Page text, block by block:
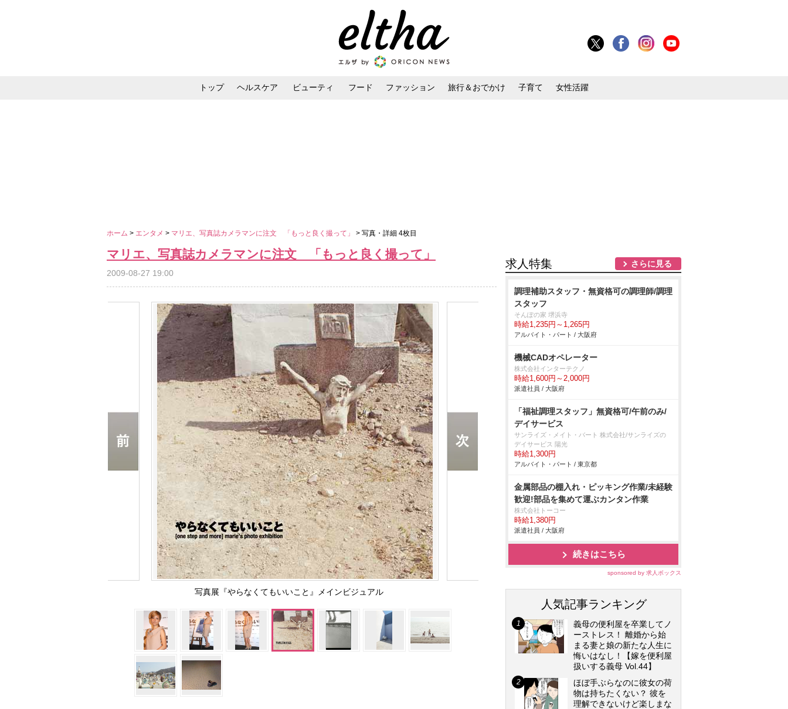
トップ ヘルスケア ビューティ フード ファッション 旅行＆おでかけ 子育て 女性活躍
ホーム > エンタメ > マリエ、写真誌カメラマンに注文 「もっと良く撮って」 > 写真・詳細 4枚目
マリエ、写真誌カメラマンに注文 「もっと良く撮って」
2009-08-27 19:00
写真展『やらなくてもいいこと』メインビジュアル
求人特集 さらに見る
調理補助スタッフ・無資格可の調理師/調理
スタッフ
そんぽの家 堺浜寺
時給1,235円～1,265円
アルバイト・パート / 大阪府
機械CADオペレーター
株式会社インターテクノ
時給1,600円～2,000円
派遣社員 / 大阪府
「福祉調理スタッフ」無資格可/午前のみ/
デイサービス
サンライズ・メイト・バート 株式会社/サンライズの
デイサービス 陽光
時給1,300円
アルバイト・パート / 東京都
金属部品の棚入れ・ピッキング作業/未経験
歓迎!部品を集めて運ぶカンタン作業
株式会社トーコー
時給1,380円
派遣社員 / 大阪府
続きはこちら
sponsored by 求人ボックス
人気記事ランキング
義母の便利屋を卒業してノ
ーストレス！ 離婚から始
まる妻と娘の新たな人生に
悔いはなし！【嫁を便利屋
扱いする義母 Vol.44】
ほぼ手ぶらなのに彼女の荷
物は持ちたくない？ 彼を
理解できないけど楽しまな